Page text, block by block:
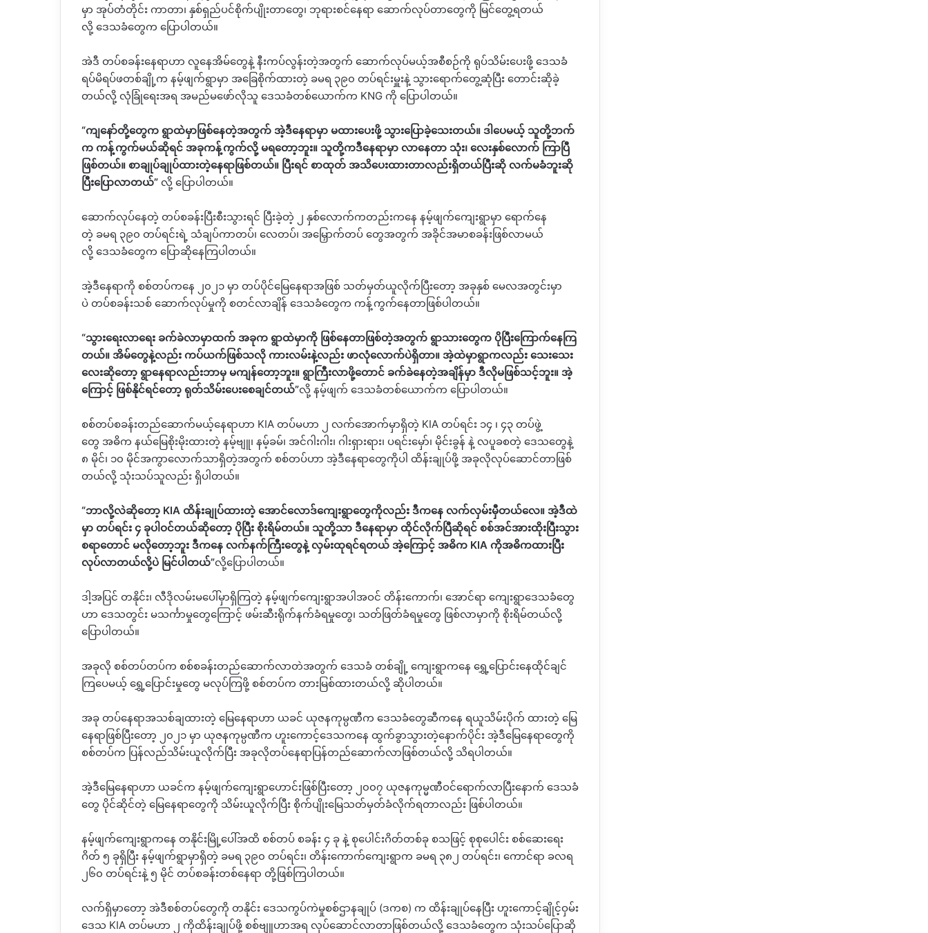
မှာ အုပ်တံတိုင်း ကာတာ၊ နှစ်ရှည်ပင်စိုက်ပျိုးတာတွေ၊ ဘုရားစင်နေရာ ဆောက်လုပ်တာတွေကို မြင်တွေ့ရတယ်
လို့ ဒေသခံတွေက ပြောပါတယ်။
အဲဒီ တပ်စခန်းနေရာဟာ လူနေအိမ်တွေနဲ့ နီးကပ်လွန်းတဲ့အတွက် ဆောက်လုပ်မယ့်အစီစဉ်ကို ရုပ်သိမ်းပေးဖို့ ဒေသခံ
ရပ်မိရပ်ဖတစ်ချို့က နမ့်ဖျက်ရွာမှာ အခြေစိုက်ထားတဲ့ ခမရ ၃၉၀ တပ်ရင်းမှူးနဲ့ သွားရောက်တွေ့ဆုံပြီး တောင်းဆိုခဲ့
တယ်လို့ လုံခြုံရေးအရ အမည်မဖော်လိုသူ ဒေသခံတစ်ယောက်က KNG ကို ပြောပါတယ်။
“ကျနော်တို့တွေက ရွာထဲမှာဖြစ်နေတဲ့အတွက် အဲ့ဒီနေရာမှာ မထားပေးဖို့ သွားပြောခဲ့သေးတယ်။ ဒါပေမယ့် သူတို့ဘက်
က ကန့်ကွက်မယ်ဆိုရင် အခုကန့်ကွက်လို့ မရတော့ဘူး။ သူတို့ကဒီနေရာမှာ လာနေတာ သုံး၊ လေးနှစ်လောက် ကြာပြီ
ဖြစ်တယ်။ စာချုပ်ချုပ်ထားတဲ့နေရာဖြစ်တယ်။ ပြီးရင် စာထုတ် အသိပေးထားတာလည်းရှိတယ်ပြီးဆို လက်မခံဘူးဆို
ပြီးပြောလာတယ်” လို့ ပြောပါတယ်။
ဆောက်လုပ်နေတဲ့ တပ်စခန်းပြီးစီးသွားရင် ပြီးခဲ့တဲ့ ၂ နှစ်လောက်ကတည်းကနေ နမ့်ဖျက်ကျေးရွာမှာ ရောက်နေ
တဲ့ ခမရ ၃၉၀ တပ်ရင်းရဲ့ သံချပ်ကာတပ်၊ လေတပ်၊ အမြှောက်တပ် တွေအတွက် အခိုင်အမာစခန်းဖြစ်လာမယ်
လို့ ဒေသခံတွေက ပြောဆိုနေကြပါတယ်။
အဲ့ဒီနေရာကို စစ်တပ်ကနေ ၂၀၂၁ မှာ တပ်ပိုင်မြေနေရာအဖြစ် သတ်မှတ်ယူလိုက်ပြီးတော့ အခုနှစ် မေလအတွင်းမှာ
ပဲ တပ်စခန်းသစ် ဆောက်လုပ်မှုကို စတင်လာချိန် ဒေသခံတွေက ကန့်ကွက်နေတာဖြစ်ပါတယ်။
“သွားရေးလာရေး ခက်ခဲလာမှာထက် အခုက ရွာထဲမှာကို ဖြစ်နေတာဖြစ်တဲ့အတွက် ရွာသားတွေက ပိုပြီးကြောက်နေကြ
တယ်။ အိမ်တွေနဲ့လည်း ကပ်ယက်ဖြစ်သလို ကားလမ်းနဲ့လည်း ဖာလုံလောက်ပဲရှိတာ။ အဲ့ထဲမှာရွာကလည်း သေးသေး
လေးဆိုတော့ ရွာနေရာလည်းဘာမှ မကျန်တော့ဘူး။ ရွာကြီးလာဖို့တောင် ခက်ခဲနေတဲ့အချိန်မှာ ဒီလိုမဖြစ်သင့်ဘူး။ အဲ့
ကြောင့် ဖြစ်နိုင်ရင်တော့ ရုတ်သိမ်းပေးစေချင်တယ်”လို့ နမ့်ဖျက် ဒေသခံတစ်ယောက်က ပြောပါတယ်။
စစ်တပ်စခန်းတည်ဆောက်မယ့်နေရာဟာ KIA တပ်မဟာ ၂ လက်အောက်မှာရှိတဲ့ KIA တပ်ရင်း ၁၄ ၊ ၄၃ တပ်ဖွဲ့
တွေ အဓိက နယ်မြေစိုးမိုးထားတဲ့ နမ့်ဗျူ၊ နမ့်ခမ်၊ အင်ဂါးဂါး၊ ဂါးရှားရား၊ ပရင်းမှော်၊ မိုင်းခွန် နဲ့ လပူခစတဲ့ ဒေသတွေနဲ့
၈ မိုင်၊ ၁၀ မိုင်အကွာလောက်သာရှိတဲ့အတွက် စစ်တပ်ဟာ အဲ့ဒီနေရာတွေကိုပါ ထိန်းချုပ်ဖို့ အခုလိုလုပ်ဆောင်တာဖြစ်
တယ်လို့ သုံးသပ်သူလည်း ရှိပါတယ်။
“ဘာလို့လဲဆိုတော့ KIA ထိန်းချုပ်ထားတဲ့ အောင်လောဒ်ကျေးရွာတွေကိုလည်း ဒီကနေ လက်လှမ်းမှီတယ်လေ။ အဲ့ဒီထဲ
မှာ တပ်ရင်း ၄ ခုပါဝင်တယ်ဆိုတော့ ပိုပြီး စိုးရိမ်တယ်။ သူတို့သာ ဒီနေရာမှာ ထိုင်လိုက်ပြီဆိုရင် စစ်အင်အားထိုးပြီးသွား
စရာတောင် မလိုတော့ဘူး ဒီကနေ လက်နက်ကြီးတွေနဲ့ လှမ်းထုရင်ရတယ် အဲ့ကြောင့် အဓိက KIA ကိုအဓိကထားပြီး
လုပ်လာတယ်လို့ပဲ မြင်ပါတယ်”လို့ပြောပါတယ်။
ဒါ့အပြင် တနိုင်း၊ လီဒိုလမ်းမပေါ်မှာရှိကြတဲ့ နမ့်ဖျက်ကျေးရွာအပါအဝင် တိန်းကောက်၊ အောင်ရာ ကျေးရွာဒေသခံတွေ
ဟာ ဒေသတွင်း မသင်္ကာမှုတွေကြောင့် ဖမ်းဆီးရိုက်နက်ခံရမှုတွေ၊ သတ်ဖြတ်ခံရမှုတွေ ဖြစ်လာမှာကို စိုးရိမ်တယ်လို့
ပြောပါတယ်။
အခုလို စစ်တပ်တပ်က စစ်စခန်းတည်ဆောက်လာတဲအတွက် ဒေသခံ တစ်ချို့ ကျေးရွာကနေ ရွှေ့ပြောင်းနေထိုင်ချင်
ကြပေမယ့် ရွှေ့ပြောင်းမှုတွေ မလုပ်ကြဖို့ စစ်တပ်က တားမြစ်ထားတယ်လို့ ဆိုပါတယ်။
အခု တပ်နေရာအသစ်ချထားတဲ့ မြေနေရာဟာ ယခင် ယုဇနကုမ္ပဏီက ဒေသခံတွေဆီကနေ ရယူသိမ်းပိုက် ထားတဲ့ မြေ
နေရာဖြစ်ပြီးတော့ ၂၀၂၁ မှာ ယုဇနကုမ္ပဏီက ဟူးကောင့်ဒေသကနေ ထွက်ခွာသွားတဲ့နောက်ပိုင်း အဲ့ဒီမြေနေရာတွေကို
စစ်တပ်က ပြန်လည်သိမ်းယူလိုက်ပြီး အခုလိုတပ်နေရာပြန်တည်ဆောက်လာဖြစ်တယ်လို့ သိရပါတယ်။
အဲ့ဒီမြေနေရာဟာ ယခင်က နမ့်ဖျက်ကျေးရွာဟောင်းဖြစ်ပြီးတော့ ၂၀၀၇ ယုဇနကုမ္မဏီဝင်ရောက်လာပြီးနောက် ဒေသခံ
တွေ ပိုင်ဆိုင်တဲ့ မြေနေရာတွေကို သိမ်းယူလိုက်ပြီး စိုက်ပျိုးမြေသတ်မှတ်ခံလိုက်ရတာလည်း ဖြစ်ပါတယ်။
နမ့်ဖျက်ကျေးရွာကနေ တနိုင်းမြို့ပေါ်အထိ စစ်တပ် စခန်း ၄ ခု နဲ့ စုပေါင်းဂိတ်တစ်ခု စသဖြင့် စုစုပေါင်း စစ်ဆေးရေး
ဂိတ် ၅ ခုရှိပြီး နမ့်ဖျက်ရွာမှာရှိတဲ့ ခမရ ၃၉၀ တပ်ရင်း၊ တိန်းကောက်ကျေးရွာက ခမရ ၃၈၂ တပ်ရင်း၊ ကောင်ရာ ခလရ
၂၆၀ တပ်ရင်းနဲ့ ၅ မိုင် တပ်စခန်းတစ်နေရာ တို့ဖြစ်ကြပါတယ်။
လက်ရှိမှာတော့ အဲဒီစစ်တပ်တွေကို တနိုင်း ဒေသကွပ်ကဲမှုစစ်ဌာနချုပ် (ဒကစ) က ထိန်းချုပ်နေပြီး ဟူးကောင့်ချိုင့်ဝှမ်း
ဒေသ KIA တပ်မဟာ ၂ ကိုထိန်းချုပ်ဖို့ စစ်ဗျူဟာအရ လုပ်ဆောင်လာတာဖြစ်တယ်လို့ ဒေသခံတွေက သုံးသပ်ပြောဆို